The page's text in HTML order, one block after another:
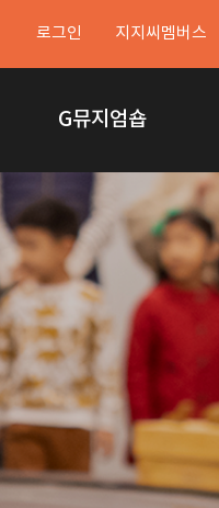
로그인 지지씨멤버스
G뮤지엄숍